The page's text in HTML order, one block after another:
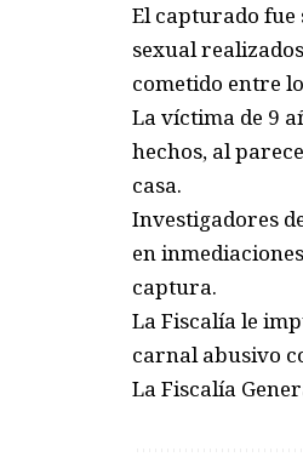
El capturado fue
sexual
cometido entre
La víctima de 9
hechos, al
casa.
Investigadores
en
captura.
La Fiscalía le
carnal abusivo
La Fiscalía